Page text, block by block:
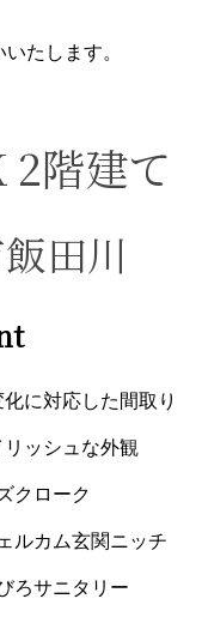
たします。
2階建て
田川
に対応した間取り
ッシュな外観
クローク
ルカム玄関ニッチ
ろサニタリー